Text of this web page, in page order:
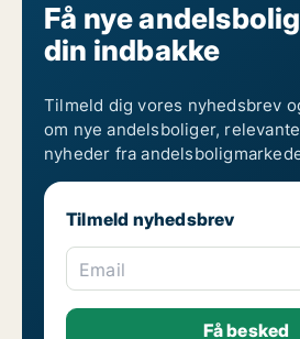
Få nye
din indbakke
Tilmeld dig vores nyhedsbrev
om nye andelsboliger,
nyheder fra
Tilmeld nyhedsbrev
Email